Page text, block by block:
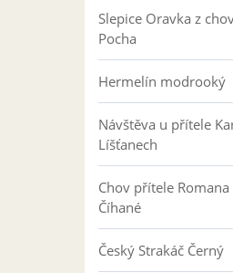
Slepice Oravka z
Pocha
Hermelín modrooký
Návštěva u přítele
Líšťanech
Chov přítele Romana
Číhané
Český Strakáč Černý